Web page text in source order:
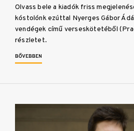
Olvass bele a kiadók friss
kóstolónk ezúttal Nyerges Gábor
vendégek című verseskötetéből
részletet.
BŐVEBBEN